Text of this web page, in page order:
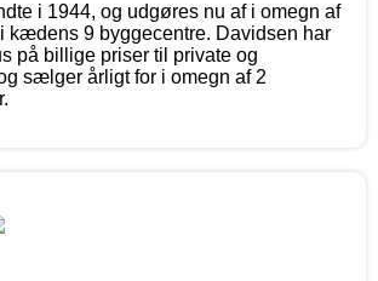
i 1944, og udgøres nu af i omegn af
kædens 9 byggecentre. Davidsen har
på billige priser til private og
sælger årligt for i omegn af 2